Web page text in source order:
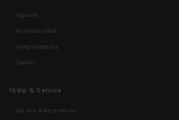
Utgivare
Användarvillkor
Integritetspolicy
Cookies
Hjälp & Service
Service & Reservdelar